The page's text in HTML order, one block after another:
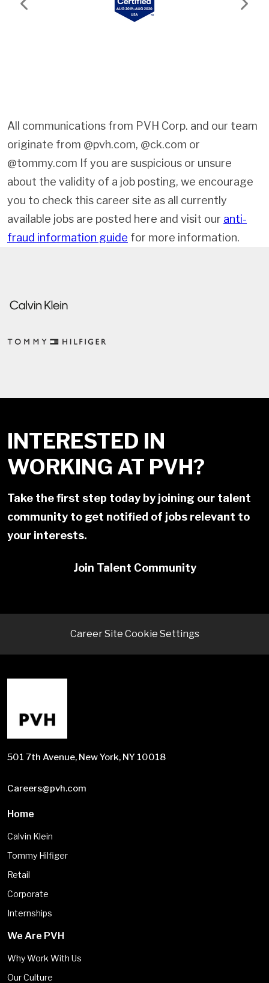
Previous Next
All communications from PVH Corp. and our team
originate from @pvh.com, @ck.com or
@tommy.com If you are suspicious or unsure
about the validity of a job posting, we encourage
you to check this career site as all currently
available jobs are posted here and visit our anti-
fraud information guide for more information.
INTERESTED IN
WORKING AT PVH?
Take the first step today by joining our talent
community to get notified of jobs relevant to
your interests.
Join Talent Community
Career Site Cookie Settings
501 7th Avenue, New York, NY 10018
Careers@pvh.com
Home
Calvin Klein
Tommy Hilfiger
Retail
Corporate
Internships
We Are PVH
Why Work With Us
Our Culture